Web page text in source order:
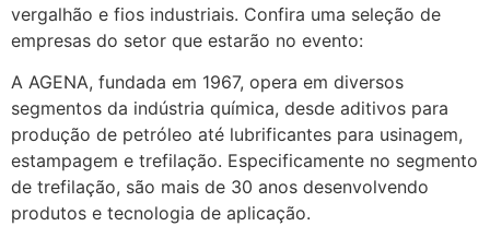
vergalhão e fios industriais. Confira uma seleção de
empresas do setor que estarão no evento:
A AGENA, fundada em 1967, opera em diversos
segmentos da indústria química, desde aditivos para
produção de petróleo até lubrificantes para usinagem,
estampagem e trefilação. Especificamente no segmento
de trefilação, são mais de 30 anos desenvolvendo
produtos e tecnologia de aplicação.